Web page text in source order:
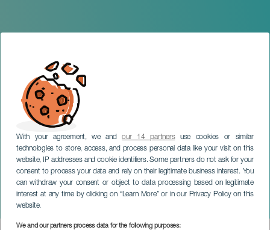
With your agreement, we andour 14 partnersuse cookies or similar
technologies to store, access, and process personal data like your visit on this
website, IP addresses and cookie identifiers. Some partners do not ask for your
consent to process your data and rely on their legitimate business interest. You
can withdraw your consent or object to data processing based on legitimate
interest at any time by clicking on “Learn More” or in our Privacy Policy on this
website.
We and our partners process data for the following purposes:
Rallye Subida al Boquerón
TENERIFFA